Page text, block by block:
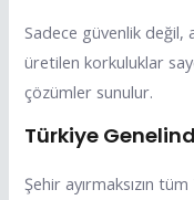
Sadece güvenlik değil,
üretilen korkuluklar
çözümler sunulur.
Türkiye
Şehir ayırmaksızın